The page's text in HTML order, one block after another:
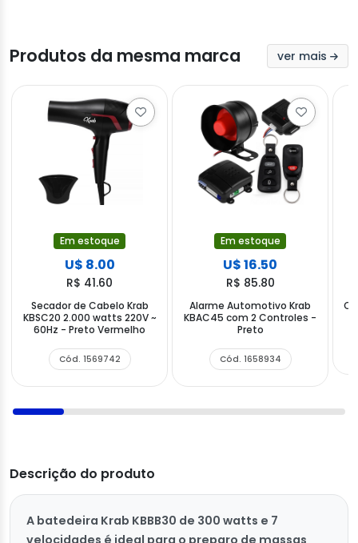
Produtos da mesma marca ver mais
Em estoque
U$ 8.00
R$ 41.60
Secador de Cabelo Krab
KBSC20 2.000 watts 220V ~
60Hz - Preto Vermelho
Cód. 1569742
Em estoque
U$ 16.50
R$ 85.80
Alarme Automotivo Krab
KBAC45 com 2 Controles -
Preto
Cód. 1658934
Descrição do produto
A batedeira Krab KBBB30 de 300 watts e 7